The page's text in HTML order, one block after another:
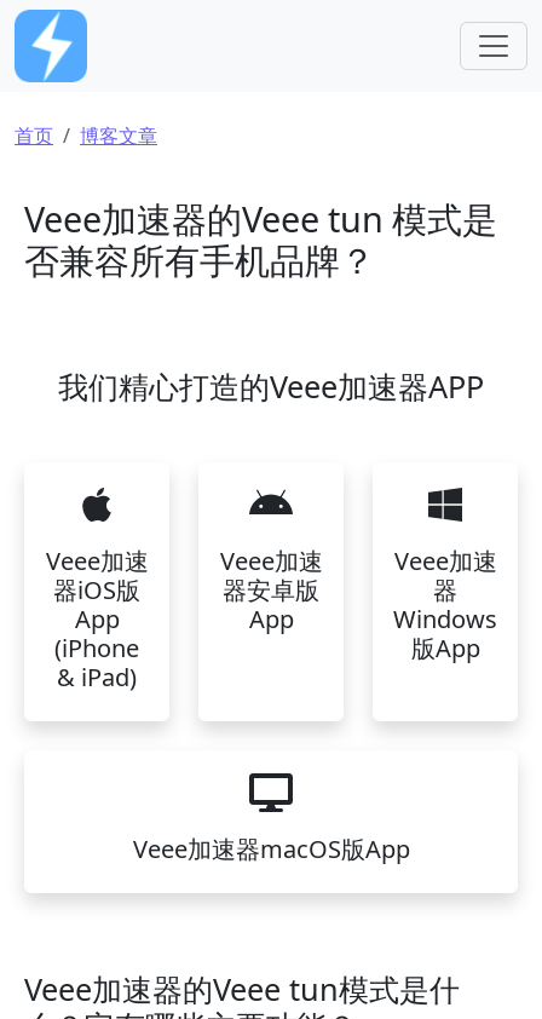
跳转到主要内容
面包屑
首页 博客文章
Veee加速器的Veee tun 模式是
否兼容所有手机品牌？
我们精心打造的Veee加速器APP
Veee加速
器iOS版
App
(iPhone
& iPad)
Veee加速
器安卓版
App
Veee加速
器
Windows
版App
Veee加速器macOS版App
Veee加速器的Veee tun模式是什